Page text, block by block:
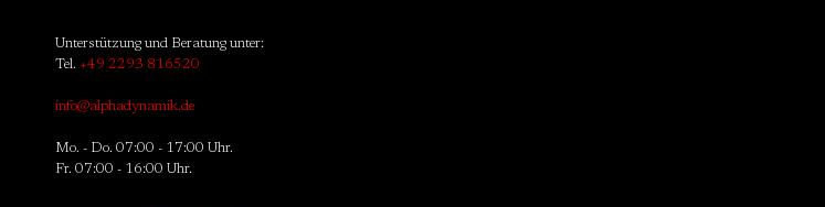
Unterstützung und Beratung unter:
Tel. +49 2293 816520
info@alphadynamik.de
Mo. - Do. 07:00 - 17:00 Uhr.
Fr. 07:00 - 16:00 Uhr.